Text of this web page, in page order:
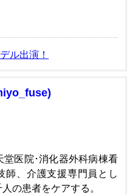
ル出演！
医院･消化器外科病棟看
師、介護支援専門員とし
の患者をケアする。